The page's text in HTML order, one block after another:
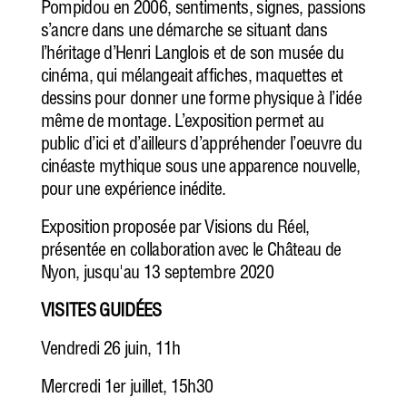
Pompidou en 2006, sentiments, signes, passions
s’ancre dans une démarche se situant dans
l’héritage d’Henri Langlois et de son musée du
cinéma, qui mélangeait affiches, maquettes et
dessins pour donner une forme physique à l’idée
même de montage. L’exposition permet au
public d’ici et d’ailleurs d’appréhender l’oeuvre du
cinéaste mythique sous une apparence nouvelle,
pour une expérience inédite.
Exposition proposée par Visions du Réel,
présentée en collaboration avec le Château de
Nyon, jusqu'au 13 septembre 2020
VISITES GUIDÉES
Vendredi 26 juin, 11h
Mercredi 1er juillet, 15h30